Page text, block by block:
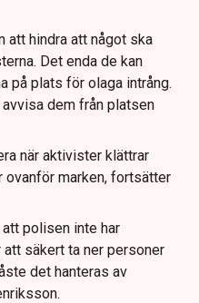
att hindra att något ska
Det enda de kan
på plats för olaga intrång.
dem från platsen
när aktivister klättrar
ovanför marken, fortsätter
polisen inte har
säkert ta ner personer
det hanteras av